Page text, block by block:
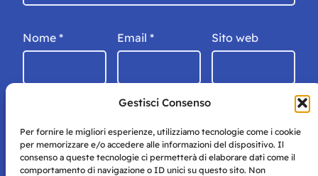
Gestisci Consenso
Per fornire le migliori esperienze, utilizziamo tecnologie come i cookie
per memorizzare e/o accedere alle informazioni del dispositivo. Il
consenso a queste tecnologie ci permetterà di elaborare dati come il
comportamento di navigazione o ID unici su questo sito. Non
Nome * Email * Sito web